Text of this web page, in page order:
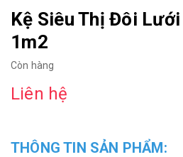
Kệ Siêu Thị Đôi
1m2
Còn hàng
Liên hệ
THÔNG TIN SẢN PHẨM: